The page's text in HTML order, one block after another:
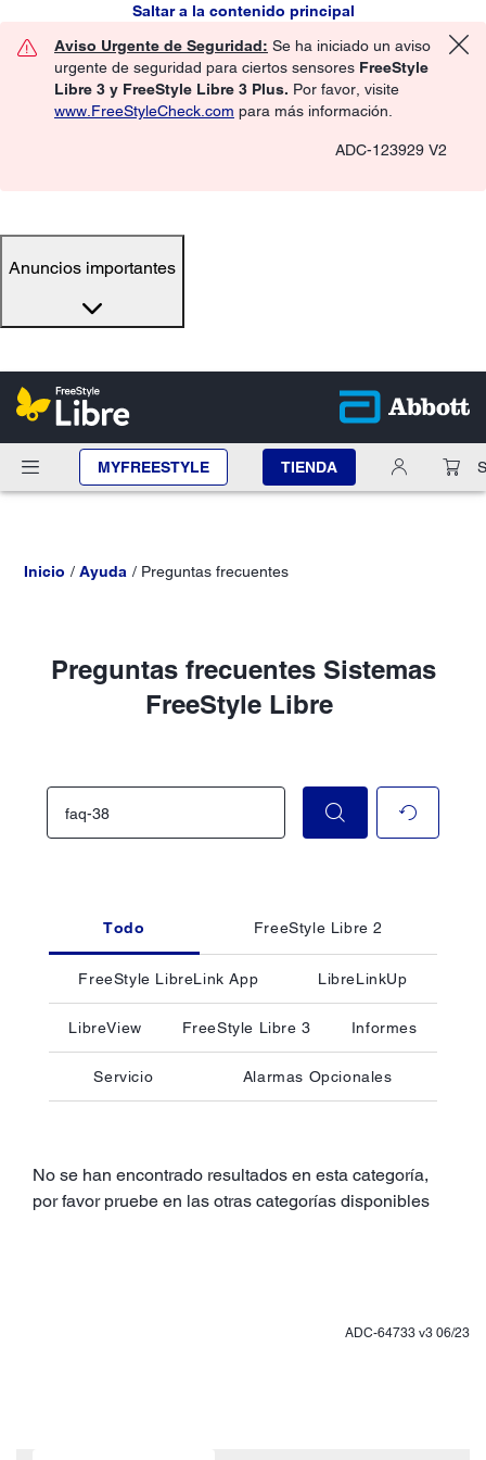
Saltar a la contenido principal
Aviso Urgente de Seguridad: Se ha iniciado un aviso
urgente de seguridad para ciertos sensores FreeStyle
Libre 3 y FreeStyle Libre 3 Plus. Por favor, visite
www.FreeStyleCheck.com para más información.
ADC-123929 V2
Anuncios importantes
MYFREESTYLE TIENDA
Inicio Ayuda Preguntas frecuentes
Preguntas frecuentes Sistemas
FreeStyle Libre
Todo FreeStyle Libre 2
FreeStyle LibreLink App LibreLinkUp
LibreView FreeStyle Libre 3 Informes
Servicio Alarmas Opcionales
No se han encontrado resultados en esta categoría,
por favor pruebe en las otras categorías disponibles
ADC-64733 v3 06/23